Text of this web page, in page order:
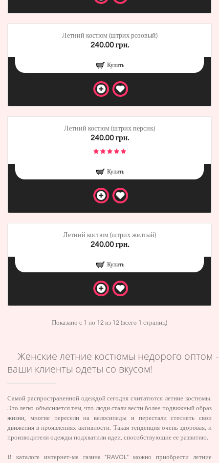
Летний костюм (штрих розовый)
240.00 грн.
Купить
Летний костюм (штрих персик)
240.00 грн.
Купить
Летний костюм (штрих желтый)
240.00 грн.
Купить
Показано с 1 по 12 из 12 (всего 1 страниц)
Женские летние костюмы недорого оптом -
ваши клиенты одеты со вкусом!
Самой распространенной одеждой сегодня считатются летние костюмы.
Это легко объясняется тем, что люди стали вести более подвижный образ
жизни, многие пересели на велосипеды и перестали стеснять свои
движения в проявлениях активности. Такая тенденция очень здоровая, и
производители одежды подхватили идеи, способствующие ее развитию.
В каталоге интернет-ма газина "RAVOL" можно приобрести летние